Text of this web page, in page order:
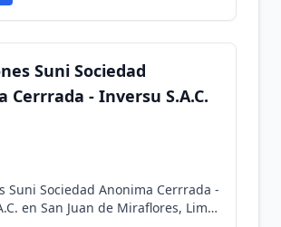
Suni Sociedad
Cerrrada - Inversu S.A.C.
Suni Sociedad Anonima Cerrrada -
en San Juan de Miraflores, Lima,